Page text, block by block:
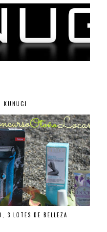
KUNUGI
3 LOTES DE BELLEZA